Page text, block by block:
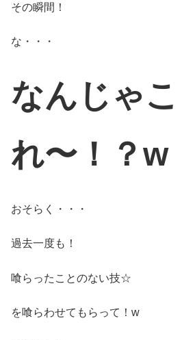
その瞬間！
な・・・
なんじゃこ
れ〜！？w
おそらく・・・
過去一度も！
喰らったことのない技☆
を喰らわせてもらって！w